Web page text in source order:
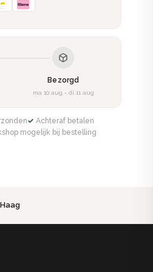
Bezorgd
ma 10 aug - di 11 aug
✓ Achteraf betalen
mogelijk bij bestelling